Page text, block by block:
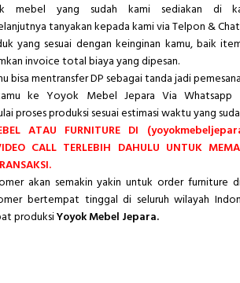
mebel yang sudah kami sediakan di
tanyakan kepada kami via Telpon &
yang sesuai dengan keinginan kamu, baik
invoice total biaya yang dipesan.
bisa mentransfer DP sebagai tanda jadi
ke Yoyok Mebel Jepara Via Whatsapp
proses produksi sesuai estimasi waktu yang
ATAU FURNITURE DI
CALL TERLEBIH DAHULU UNTUK
akan semakin yakin untuk order furniture
bertempat tinggal di seluruh wilayah
produksiYoyok Mebel Jepara.